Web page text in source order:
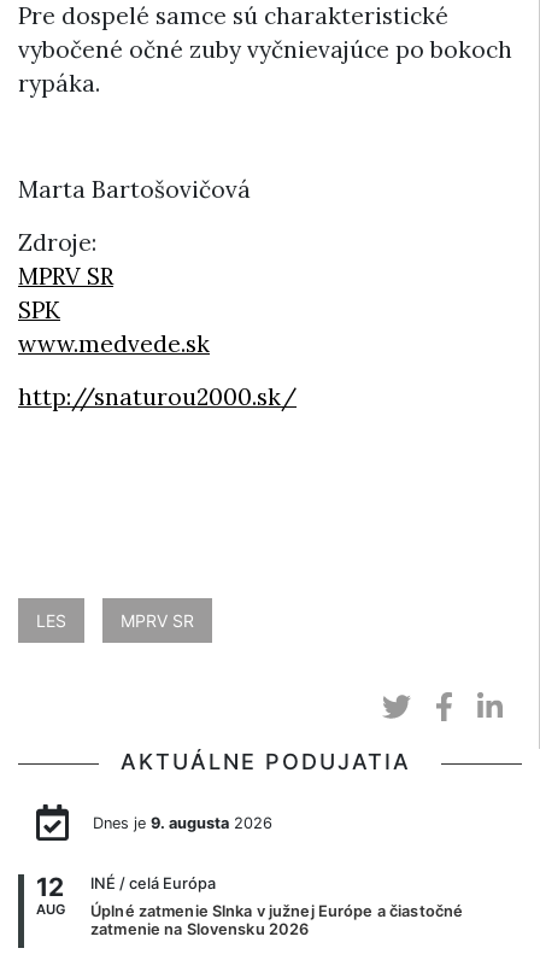
Pre dospelé samce sú charakteristické
vybočené očné zuby vyčnievajúce po bokoch
rypáka.
Marta Bartošovičová
Zdroje:
MPRV SR
SPK
www.medvede.sk
http://snaturou2000.sk/
LES MPRV SR
AKTUÁLNE PODUJATIA
Dnes je 9. augusta2026
12
AUG
INÉ / celá Európa
Úplné zatmenie Slnka v južnej Európe a čiastočné
zatmenie na Slovensku 2026